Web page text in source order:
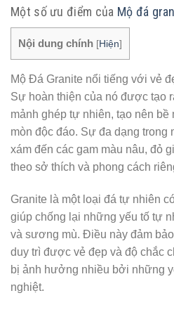
Một số ưu điểm của Mộ đá
Nội dung chính [Hiện]
Mộ Đá Granite nổi tiếng với vẻ
Sự hoàn thiện của nó được tạo
mảnh ghép tự nhiên, tạo nên bề
mòn độc đáo. Sự đa dạng trong
xám đến các gam màu nâu, đỏ
theo sở thích và phong cách
Granite là một loại đá tự nhiên
giúp chống lại những yếu tố tự
và sương mù. Điều này đảm
duy trì được vẻ đẹp và độ chắc
bị ảnh hưởng nhiều bởi những
nghiệt.